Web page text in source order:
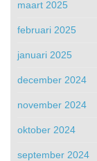
maart 2025
februari 2025
januari 2025
december 2024
november 2024
oktober 2024
september 2024